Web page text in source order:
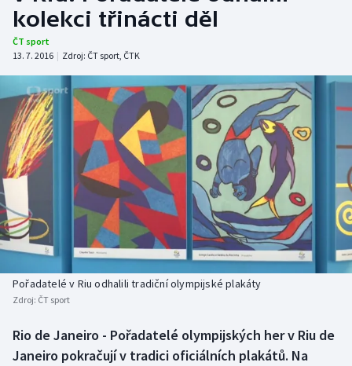
Tenis
Atletika
Cyklistika
DALŠÍ SPORTY
Americký fotbal
Baseball a softbal
Basketbal
Biatlon
Box
NEPŘEHLÉDNĚTE
Soutěže
Historické návraty
Aplikace ČT sport
kolekci třinácti děl
ČT sport
13. 7. 2016 | Zdroj: ČT sport, ČTK
Pořadatelé v Riu odhalili tradiční olympijské plakáty
Zdroj: ČT sport
Rio de Janeiro - Pořadatelé olympijských her v Riu de
Janeiro pokračují v tradici oficiálních plakátů. Na